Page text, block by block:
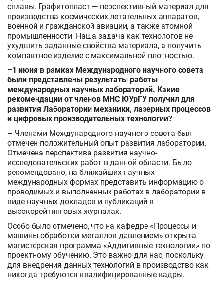
сплавы. Графитопласт — перспективный материал для
производства космических летательных аппаратов,
военной и гражданской авиации, а также атомной
промышленности. Наша задача как технологов не
ухудшить заданные свойства материала, а получить
компактное изделие с максимальной плотностью.
–1 июня в рамках Международного научного совета
были представлены результаты работы
международных научных лабораторий. Какие
рекомендации от членов МНС ЮУрГУ получил для
развития Лаборатории механики, лазерных процессов
и цифровых производительных технологий?
– Членами Международного научного совета был
отмечен положительный опыт развития лаборатории.
Отмечена перспектива развития научно-
исследовательских работ в данной области. Было
рекомендовано, на ближайших научных
международных формах представить информацию о
проводимых и выполненных работах в лаборатории в
виде научных докладов и публикаций в
высокорейтинговых журналах.
Особо было отмечено, что на кафедре «Процессы и
машины обработки металлов давлением» открыта
магистерская программа «Аддитивные технологии» по
проектному обучению. Это важно для нас, поскольку
для внедрения данных технологий в производство как
никогда требуются квалифицированные кадры.